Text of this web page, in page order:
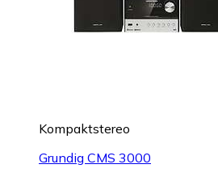
Kompaktstereo
Grundig CMS 3000